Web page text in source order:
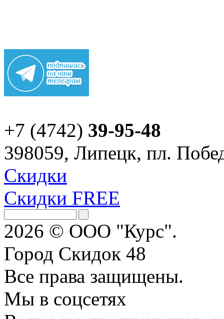
+7 (4742) 39-95-48
398059, Липецк, пл.
Скидки
Скидки FREE
2026 © ООО "Курс".
Город Скидок 48
Все права защищены.
Мы в соцсетях